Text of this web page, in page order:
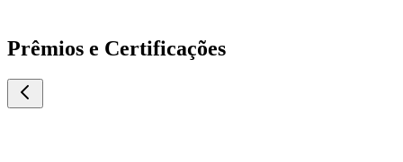
Prêmios e Certificações